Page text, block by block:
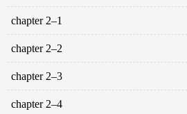
chapter 2–1
chapter 2–2
chapter 2–3
chapter 2–4